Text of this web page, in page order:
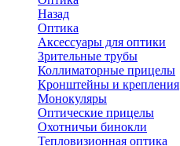
Назад
Оптика
Аксессуары для оптики
Зрительные трубы
Коллиматорные прицелы
Кронштейны и крепления
Монокуляры
Оптические прицелы
Охотничьи бинокли
Тепловизионная оптика